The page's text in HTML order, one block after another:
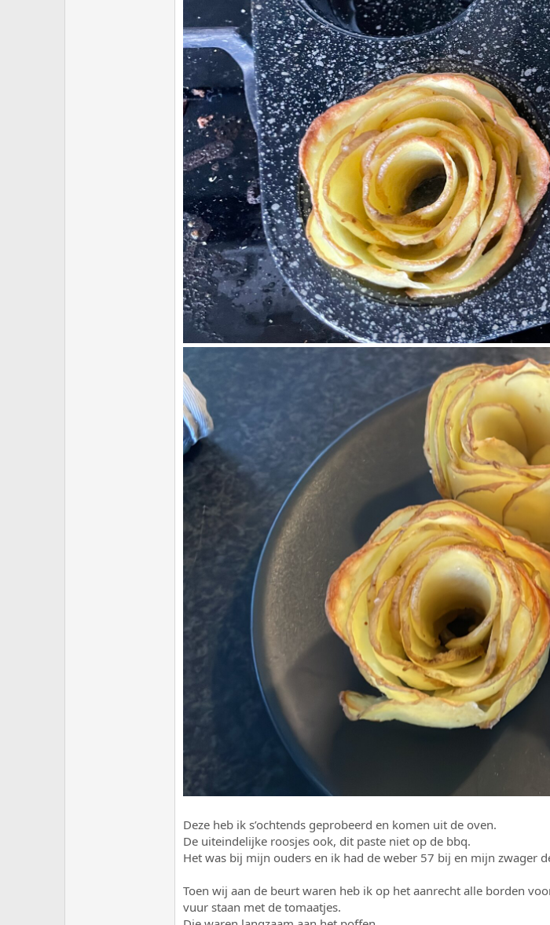
Deze heb ik s’ochtends geprobeerd en komen uit de oven.
De uiteindelijke roosjes ook, dit paste niet op de bbq.
Het was bij mijn ouders en ik had de weber 57 bij en mijn zwager
Toen wij aan de beurt waren heb ik op het aanrecht alle borden
vuur staan met de tomaatjes.